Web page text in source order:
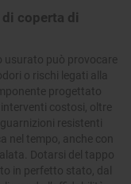
coperta di
usurato può provocare
o rischi legati alla
progettato
costosi, oltre
resistenti
nel tempo, anche con
Dotarsi del tappo
in perfetto stato, dal